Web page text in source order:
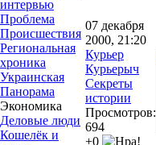
интервью
Проблема
Происшествия
Региональная
хроника
Украинская
Панорама
Экономика
Деловые люди
Кошелёк и
07 декабря
2000, 21:20
Курьер
Курьерыч
Секреты
истории
Просмотров:
694
+0